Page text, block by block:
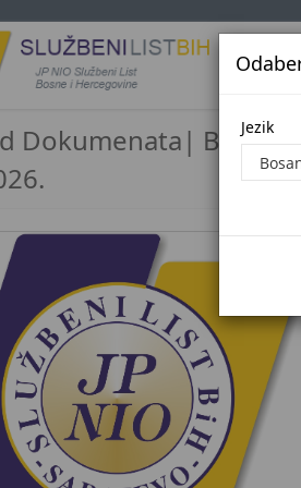
Jezik
Dokumenata| Broj 4/